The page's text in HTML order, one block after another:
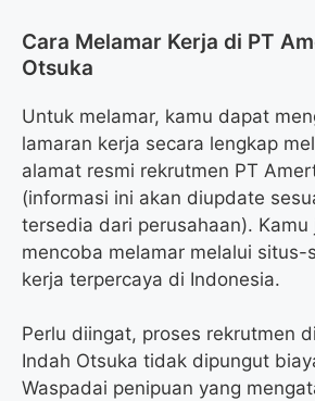
Cara Melamar Kerja di PT
Otsuka
Untuk melamar, kamu dapat
lamaran kerja secara lengkap
alamat resmi rekrutmen PT
(informasi ini akan diupdate
tersedia dari perusahaan). Kamu
mencoba melamar melalui situs-
kerja terpercaya di Indonesia.
Perlu diingat, proses rekrutmen
Indah Otsuka tidak dipungut
Waspadai penipuan yang